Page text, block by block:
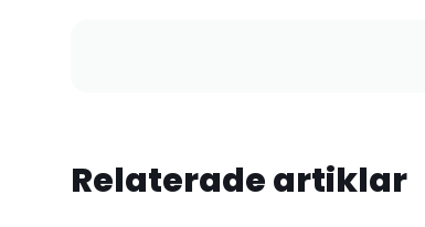
Relaterade artiklar